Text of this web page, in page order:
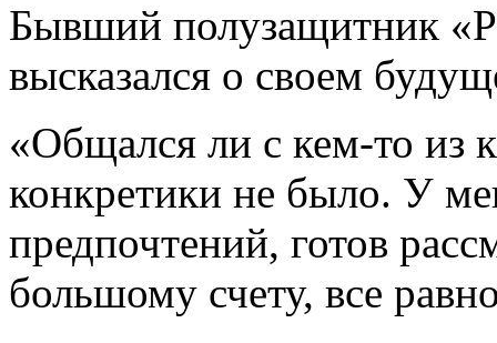
Бывший полузащитник
высказался о своем
«Общался ли с кем-то из
конкретики не было. У
предпочтений, готов
большому счeту, всe